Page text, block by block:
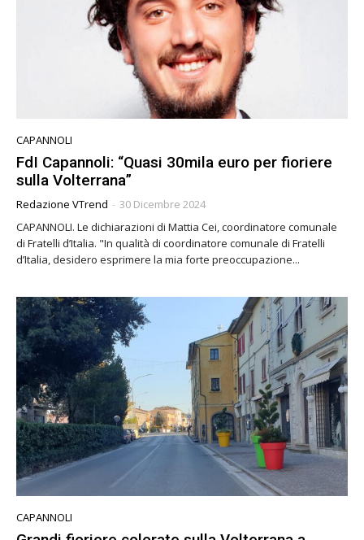
CAPANNOLI
FdI Capannoli: “Quasi 30mila euro per fioriere
sulla Volterrana”
Redazione VTrend - 30 Dicembre 2024
CAPANNOLI. Le dichiarazioni di Mattia Cei, coordinatore comunale
di Fratelli d’Italia. "In qualità di coordinatore comunale di Fratelli
d’Italia, desidero esprimere la mia forte preoccupazione...
CAPANNOLI